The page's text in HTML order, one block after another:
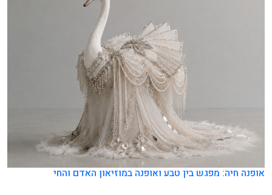
אופנה חיה: מפגש בין טבע ואופנה במוזיאון האדם והחי